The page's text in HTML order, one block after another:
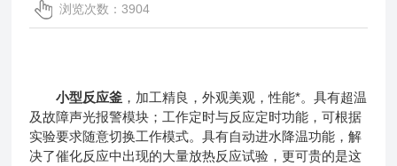
浏览次数：3904
小型反应釜 ，加工精良，外观美观，性能*。具有超温
及故障声光报警模块；工作定时与反应定时功能，可根据
实验要求随意切换工作模式。具有自动进水降温功能，解
决了催化反应中出现的大量放热反应试验，更可贵的是这